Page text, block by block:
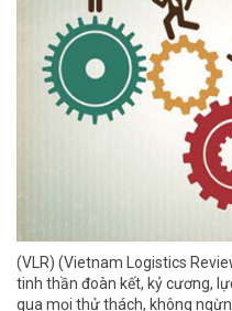
(VLR) (Vietnam Logistics
tinh thần đoàn kết, kỷ cương,
qua mọi thử thách, không